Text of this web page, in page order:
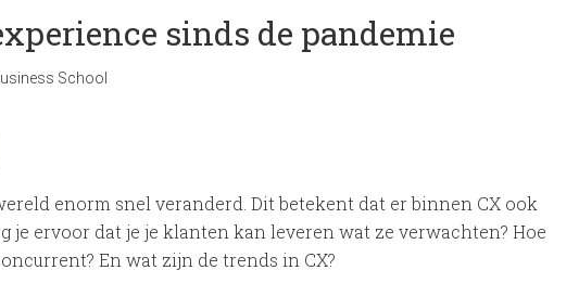
sinds de pandemie
School
enorm snel veranderd. Dit betekent dat er binnen CX ook
je ervoor dat je je klanten kan leveren wat ze verwachten? Hoe
En wat zijn de trends in CX?